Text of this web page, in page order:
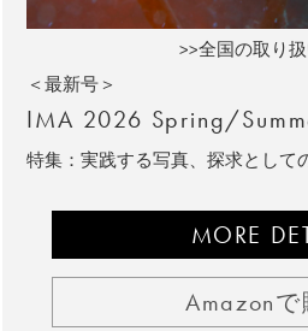
>>全国の取り
＜最新号＞
IMA 2026 Spring/
特集：実践する写真、探求として
MORE
Amazonで